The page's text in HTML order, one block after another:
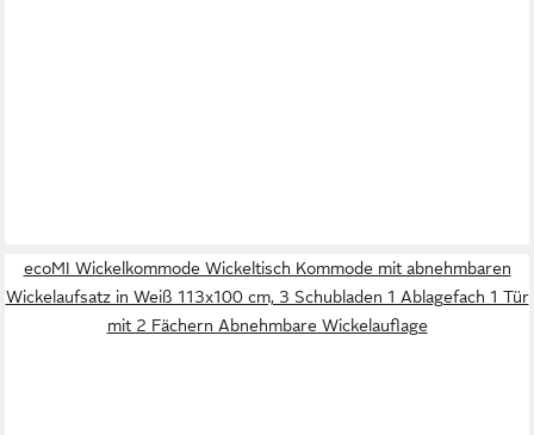
ecoMI Wickelkommode Wickeltisch Kommode mit abnehmbaren
Wickelaufsatz in Weiß 113x100 cm, 3 Schubladen 1 Ablagefach 1 Tür
mit 2 Fächern Abnehmbare Wickelauflage